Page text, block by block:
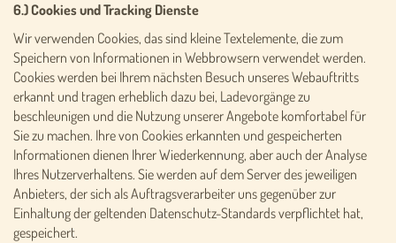
6.) Cookies und Tracking Dienste
Wir verwenden Cookies, das sind kleine Textelemente, die zum
Speichern von Informationen in Webbrowsern verwendet werden.
Cookies werden bei Ihrem nächsten Besuch unseres Webauftritts
erkannt und tragen erheblich dazu bei, Ladevorgänge zu
beschleunigen und die Nutzung unserer Angebote komfortabel für
Sie zu machen. Ihre von Cookies erkannten und gespeicherten
Informationen dienen Ihrer Wiederkennung, aber auch der Analyse
Ihres Nutzerverhaltens. Sie werden auf dem Server des jeweiligen
Anbieters, der sich als Auftragsverarbeiter uns gegenüber zur
Einhaltung der geltenden Datenschutz-Standards verpflichtet hat,
gespeichert.